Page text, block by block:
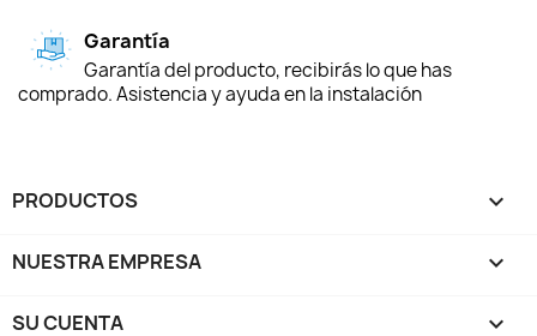
Garantía
Garantía del producto, recibirás lo que has
comprado. Asistencia y ayuda en la instalación
PRODUCTOS 
NUESTRA EMPRESA 
SU CUENTA 